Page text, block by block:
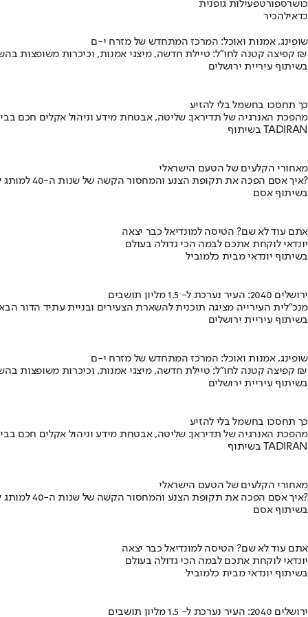
כושרספורטפעילות גופנית
כדאילהכיר
שופינג, אמנות ואוכל: המרכז המתחדש של מזרח י-ם
קפיצה קטנה לחו"ל: טיילת חדשה, מיצגי אמנות, וכיכרות משופצות בהשקעה של 100 מיליון ₪
בשיתוף עיריית ירושלים
כך תחסכו בחשמל בלי להזיע
מהפכת האנרגיה של תדיראן: שליטה, אבטחת מידע וניהול אקלים חכם
בשיתוף TADIRAN
מאחורי הקלעים של הטעם הישראלי
איך אסם הפכה את תקופת הצנע והמחסור הקשה של שנות ה-40 למותג לאומי?
בשיתוף אסם
אתם עוד לא שם? הטיסה למונדיאל כבר יצאה
יונדאי לוקחת אתכם לבמה הכי גדולה בעולם
בשיתוף יונדאי מבית כלמוביל
ירושלים 2040: העיר נערכת ל- 1.5 מליון תושבים
מנכ"לית העירייה מציגה תוכנית להשארת הצעירים ובניית עתיד הדור
בשיתוף עיריית ירושלים
שופינג, אמנות ואוכל: המרכז המתחדש של מזרח י-ם
קפיצה קטנה לחו"ל: טיילת חדשה, מיצגי אמנות, וכיכרות משופצות בהשקעה של 100 מיליון ₪
בשיתוף עיריית ירושלים
כך תחסכו בחשמל בלי להזיע
מהפכת האנרגיה של תדיראן: שליטה, אבטחת מידע וניהול אקלים חכם
בשיתוף TADIRAN
מאחורי הקלעים של הטעם הישראלי
איך אסם הפכה את תקופת הצנע והמחסור הקשה של שנות ה-40 למותג לאומי?
בשיתוף אסם
אתם עוד לא שם? הטיסה למונדיאל כבר יצאה
יונדאי לוקחת אתכם לבמה הכי גדולה בעולם
בשיתוף יונדאי מבית כלמוביל
ירושלים 2040: העיר נערכת ל- 1.5 מליון תושבים